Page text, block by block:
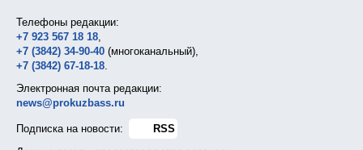
Телефоны редакции:
+7 923 567 18 18,
+7 (3842) 34-90-40 (многоканальный),
+7 (3842) 67-18-18.
Электронная почта редакции:
news@prokuzbass.ru
Подписка на новости:
RSS